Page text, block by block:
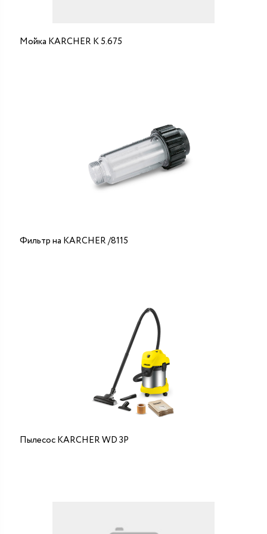
Мойка KARCHER K 5.675
Фильтр на KARCHER /8115
Пылесос KARCHER WD 3P